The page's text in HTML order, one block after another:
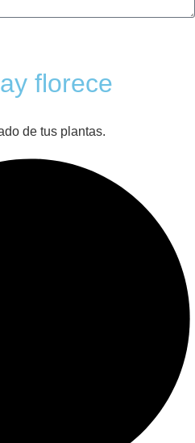
florece
de tus plantas.